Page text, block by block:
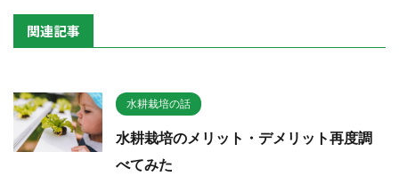
関連記事
水耕栽培の話
水耕栽培のメリット・デメリット再度調
べてみた